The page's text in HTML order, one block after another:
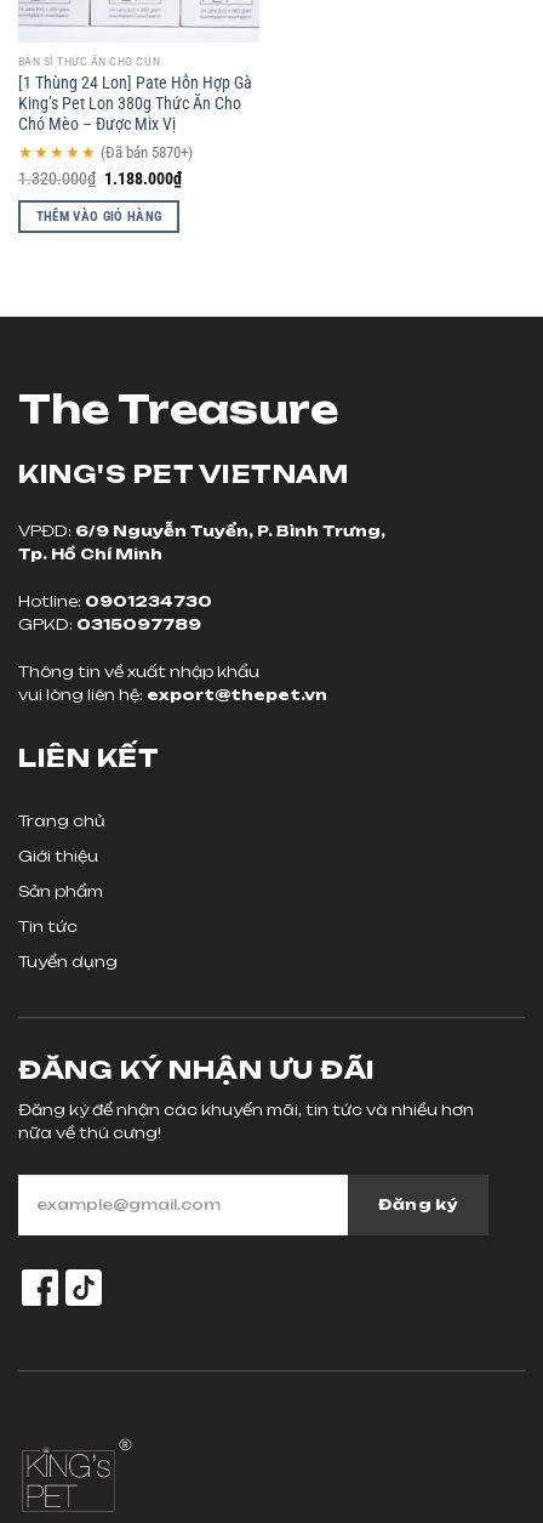
BÁN SỈ THỨC ĂN CHO CÚN
[1 Thùng 24 Lon] Pate Hỗn Hợp Gà
King’s Pet Lon 380g Thức Ăn Cho
Chó Mèo – Được Mix Vị
★★★★★ (Đã bán 5870+)
1.320.000₫ 1.188.000₫
THÊM VÀO GIỎ HÀNG
The Treasure
KING'S PET VIETNAM
VPĐD: 6/9 Nguyễn Tuyển, P. Bình Trưng,
Tp. Hồ Chí Minh
Hotline: 0901234730
GPKD: 0315097789
Thông tin về xuất nhập khẩu
vui lòng liên hệ: export@thepet.vn
LIÊN KẾT
Trang chủ
Giới thiệu
Sản phẩm
Tin tức
Tuyển dụng
ĐĂNG KÝ NHẬN ƯU ĐÃI
Đăng ký để nhận các khuyến mãi, tin tức và nhiều hơn
nữa về thú cưng!
Đăng ký